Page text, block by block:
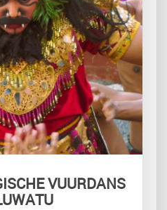
VUURDANS